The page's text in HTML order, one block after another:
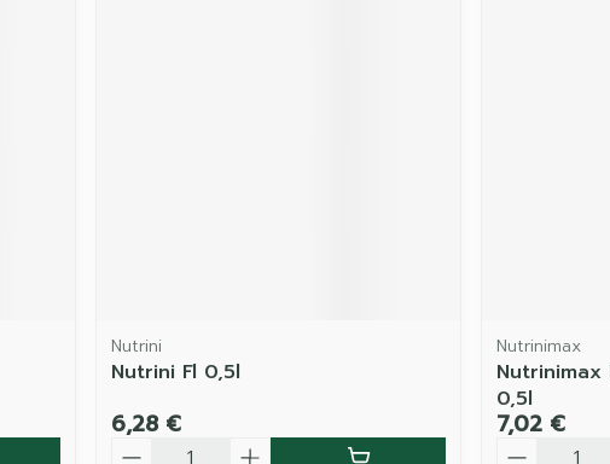
Nutrini
Nutrini Fl 0,5l
6,28 €
Quantité
Nutrinimax
Nutrinimax
0,5l
7,02 €
Quantité